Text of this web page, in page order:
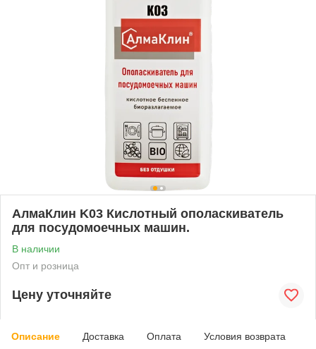
АлмаКлин K03 Кислотный ополаскиватель
для посудомоечных машин.
В наличии
Опт и розница
Цену уточняйте
Описание Доставка Оплата Условия возврата